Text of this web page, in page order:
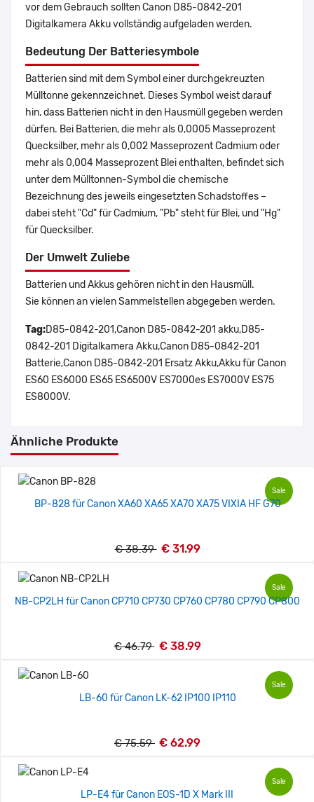
vor dem Gebrauch sollten Canon D85-0842-201
Digitalkamera Akku vollständig aufgeladen werden.
Bedeutung Der Batteriesymbole
Batterien sind mit dem Symbol einer durchgekreuzten
Mülltonne gekennzeichnet. Dieses Symbol weist darauf
hin, dass Batterien nicht in den Hausmüll gegeben werden
dürfen. Bei Batterien, die mehr als 0,0005 Masseprozent
Quecksilber, mehr als 0,002 Masseprozent Cadmium oder
mehr als 0,004 Masseprozent Blei enthalten, befindet sich
unter dem Mülltonnen-Symbol die chemische
Bezeichnung des jeweils eingesetzten Schadstoffes –
dabei steht "Cd" für Cadmium, "Pb" steht für Blei, und "Hg"
für Quecksilber.
Der Umwelt Zuliebe
Batterien und Akkus gehören nicht in den Hausmüll.
Sie können an vielen Sammelstellen abgegeben werden.
Tag:D85-0842-201,Canon D85-0842-201 akku,D85-
0842-201 Digitalkamera Akku,Canon D85-0842-201
Batterie,Canon D85-0842-201 Ersatz Akku,Akku für Canon
ES60 ES6000 ES65 ES6500V ES7000es ES7000V ES75
ES8000V.
Ähnliche Produkte
Sale
BP-828 für Canon XA60 XA65 XA70 XA75 VIXIA HF G70
€ 38.39 € 31.99
Sale
NB-CP2LH für Canon CP710 CP730 CP760 CP780 CP790 CP800
€ 46.79 € 38.99
Sale
LB-60 für Canon LK-62 IP100 IP110
€ 75.59 € 62.99
Sale
LP-E4 für Canon EOS-1D X Mark III